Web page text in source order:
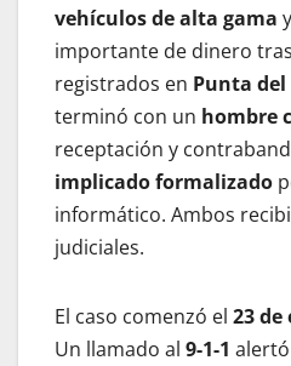
vehículos de alta gama
importante de dinero
registrados en Punta del
terminó con un hombre
receptación y
implicado formalizado
informático. Ambos
judiciales.
El caso comenzó el 23 de
Un llamado al 9-1-1